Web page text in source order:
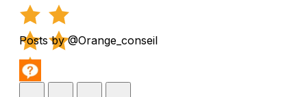
Posts by @Orange_conseil